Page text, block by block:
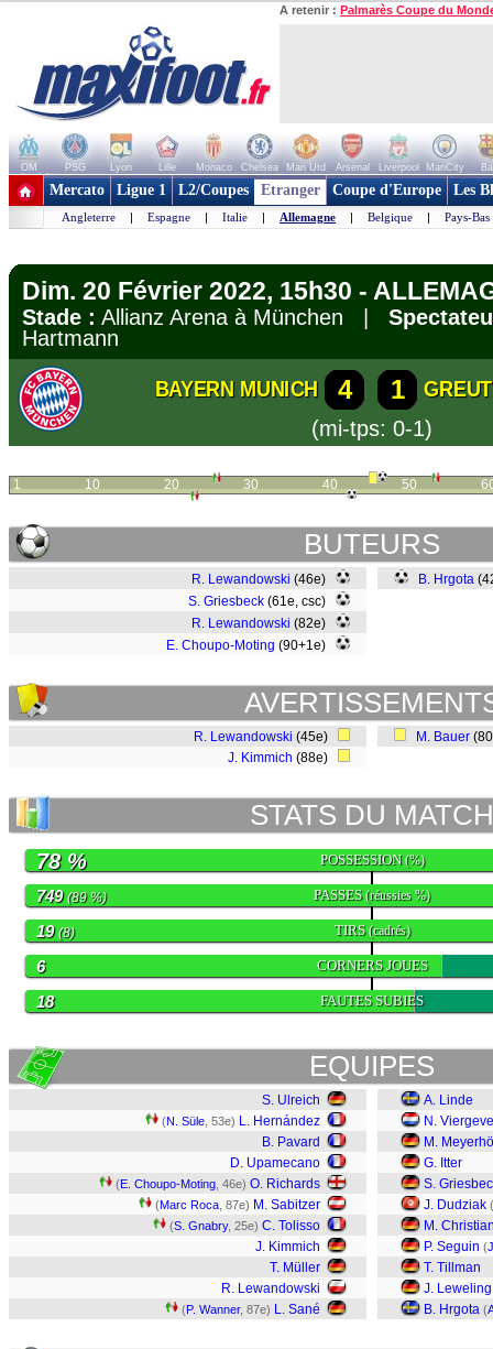
A retenir : Palmarès Coupe du
OM PSG Lyon Lille Monaco Chelsea Man Utd Arsenal Liverpool ManCity
+ de clubs
Mercato Ligue 1 L2/Coupes Etranger Coupe d'Europe Les
Angleterre | Espagne | Italie | Allemagne | Belgique | Pays-Bas
Dim. 20 Février 2022, 15h30 -
Stade : Allianz Arena à München |
Hartmann
BAYERN MUNICH 4 1
(mi-tps: 0-1)
1 10 20 30 40 50
BUTEURS
R. Lewandowski (46e)
S. Griesbeck (61e, csc)
R. Lewandowski (82e)
E. Choupo-Moting (90+1e)
B. Hrgota
R. Lewandowski (45e)
J. Kimmich (88e)
M. Bauer
STATS DU MATCH
POSSESSION(%)
78 %
PASSES(réussies %)
749(89 %)
TIRS(cadrés)
19(8)
CORNERS JOUES
6
FAUTES SUBIES
18
EQUIPES
S. Ulreich
(N. Süle , 53e) L. Hernández
B. Pavard
D. Upamecano
(E. Choupo-Moting , 46e) O. Richards
(Marc Roca , 87e) M. Sabitzer
(S. Gnabry, 25e) C. Tolisso
J. Kimmich
T. Müller
R. Lewandowski
(P. Wanner, 87e) L. Sané
A. Linde
N.
M.
G. Itter
S.
J. Dudziak (
M.
P. Seguin (
T. Tillman
J. Leweling
B. Hrgota (